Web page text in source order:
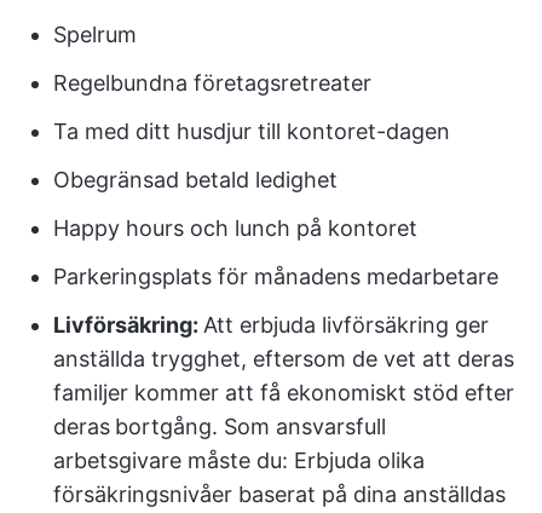
Spelrum
Regelbundna företagsretreater
Ta med ditt husdjur till kontoret-dagen
Obegränsad betald ledighet
Happy hours och lunch på kontoret
Parkeringsplats för månadens medarbetare
Livförsäkring: Att erbjuda livförsäkring ger
anställda trygghet, eftersom de vet att deras
familjer kommer att få ekonomiskt stöd efter
deras bortgång. Som ansvarsfull
arbetsgivare måste du: Erbjuda olika
försäkringsnivåer baserat på dina anställdas